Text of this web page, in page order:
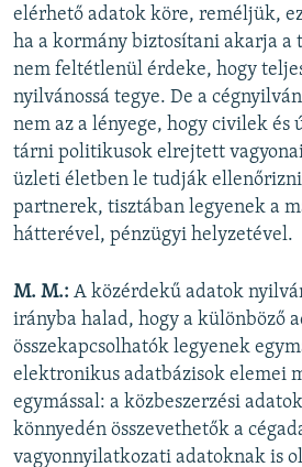
elérhető adatok köre, reméljük,
ha a kormány biztosítani akarja a
nem feltétlenül érdeke, hogy
nyilvánossá tegye. De a
nem az a lényege, hogy civilek
tárni politikusok elrejtett
üzleti életben le tudják ellenőrizni
partnerek, tisztában legyenek a
hátterével, pénzügyi helyzetével.
M. M.: A közérdekű adatok
irányba halad, hogy a különböző
összekapcsolhatók legyenek
elektronikus adatbázisok elemei
egymással: a közbeszerzési
könnyedén összevethetők a
vagyonnyilatkozati adatoknak is